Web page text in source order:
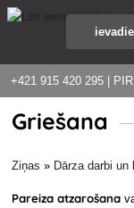
+421 915 420 295 |
Griešana
Ziņas » Dārza darbi un
Pareiza atzarošana